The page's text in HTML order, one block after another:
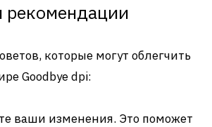
рекомендации
которые могут облегчить
Goodbye dpi:
ваши изменения. Это поможет